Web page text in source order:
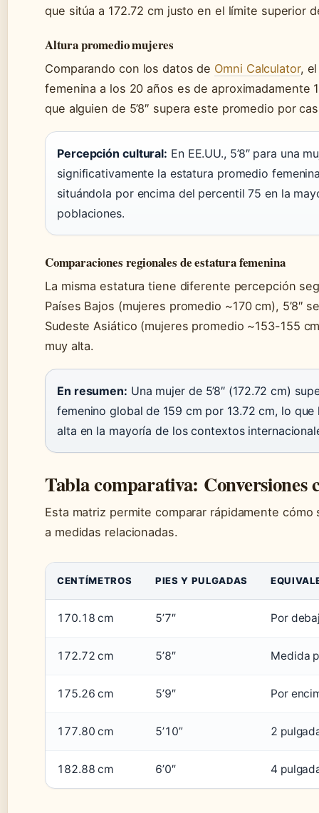
que sitúa a 172.72 cm justo en el límite superior
Altura promedio mujeres
Comparando con los datos de Omni Calculator,
femenina a los 20 años es de aproximadamente
que alguien de 5’8″ supera este promedio por
Percepción cultural: En EE.UU., 5’8″ para una
significativamente la estatura promedio
situándola por encima del percentil 75 en la
poblaciones.
Comparaciones regionales de estatura femenina
La misma estatura tiene diferente percepción
Países Bajos (mujeres promedio ~170 cm), 5’8″
Sudeste Asiático (mujeres promedio ~153-155
muy alta.
En resumen: Una mujer de 5’8″ (172.72 cm)
femenino global de 159 cm por 13.72 cm, lo
alta en la mayoría de los contextos
Tabla comparativa: Conversiones
Esta matriz permite comparar rápidamente cómo
a medidas relacionadas.
CENTÍMETROS PIES Y PULGADAS
170.18 cm 5’7″ Por
172.72 cm 5’8″ Medida
175.26 cm 5’9″ Por
177.80 cm 5’10” 2
182.88 cm 6’0″ 4